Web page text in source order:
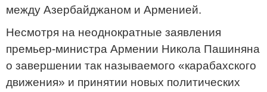
между Азербайджаном и Арменией.
Несмотря на неоднократные заявления
премьер-министра Армении Никола Пашиняна
о завершении так называемого «карабахского
движения» и принятии новых политических